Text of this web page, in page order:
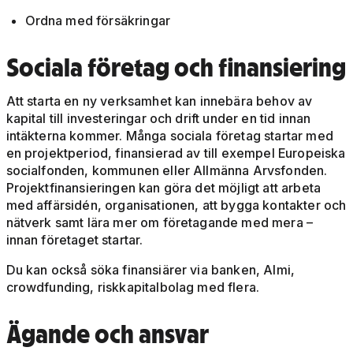
Ordna med försäkringar
Sociala företag och finansiering
Att starta en ny verksamhet kan innebära behov av
kapital till investeringar och drift under en tid innan
intäkterna kommer. Många sociala företag startar med
en projektperiod, finansierad av till exempel Europeiska
socialfonden, kommunen eller Allmänna Arvsfonden.
Projektfinansieringen kan göra det möjligt att arbeta
med affärsidén, organisationen, att bygga kontakter och
nätverk samt lära mer om företagande med mera –
innan företaget startar.
Du kan också söka finansiärer via banken, Almi,
crowdfunding, riskkapitalbolag med flera.
Ägande och ansvar